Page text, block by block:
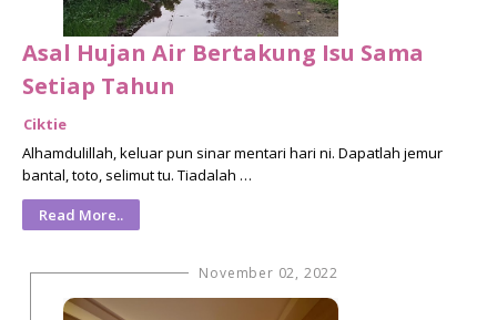
Asal Hujan Air Bertakung Isu Sama
Setiap Tahun
Ciktie
Alhamdulillah, keluar pun sinar mentari hari ni. Dapatlah jemur
bantal, toto, selimut tu. Tiadalah …
Read More..
November 02, 2022